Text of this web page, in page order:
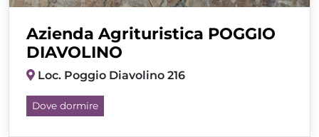
Azienda Agrituristica POGGIO
DIAVOLINO
Loc. Poggio Diavolino 216
Dove dormire